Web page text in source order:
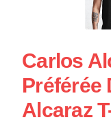
Carlos
Préférée
Alcaraz